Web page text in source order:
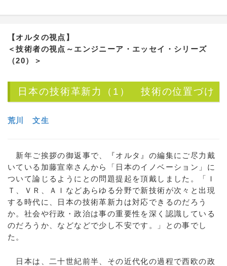
【オルタの視点】
＜技術者の視点～エンジニーア・エッセイ・シリーズ
（20）＞
日本の技術革新力（1） 技術の位置づけ
荒川 文生
新年ご挨拶の御返事で、『オルタ』の編集にご尽力戴
いている加藤宣幸さんから「日本のイノベーション」に
ついて論じるようにとの問題提起を頂戴しました。「Ｉ
Ｔ、ＶＲ、ＡＩなどあらゆる分野で新技術が次々と出現
する時代に、日本の技術革新力は対応できるのだろう
か。社会や行政・政治は事の重要性を深く認識している
のだろうか、などなどで少し不安です。」との事でし
た。
日本は、二十世紀前半、その近代化の過程で西欧の政